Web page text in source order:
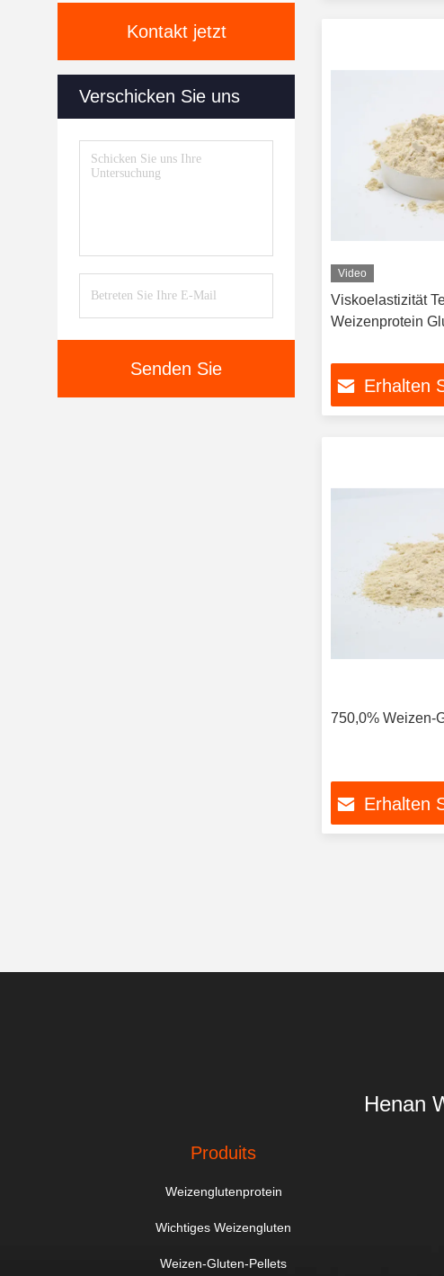
Kontakt jetzt
Verschicken Sie uns
Senden Sie
Video
Viskoelastizität
Weizenprotein
Erhalten
750,0% Weizen-
Erhalten
Henan
Produits
Weizenglutenprotein
Wichtiges Weizengluten
Weizen-Gluten-Pellets